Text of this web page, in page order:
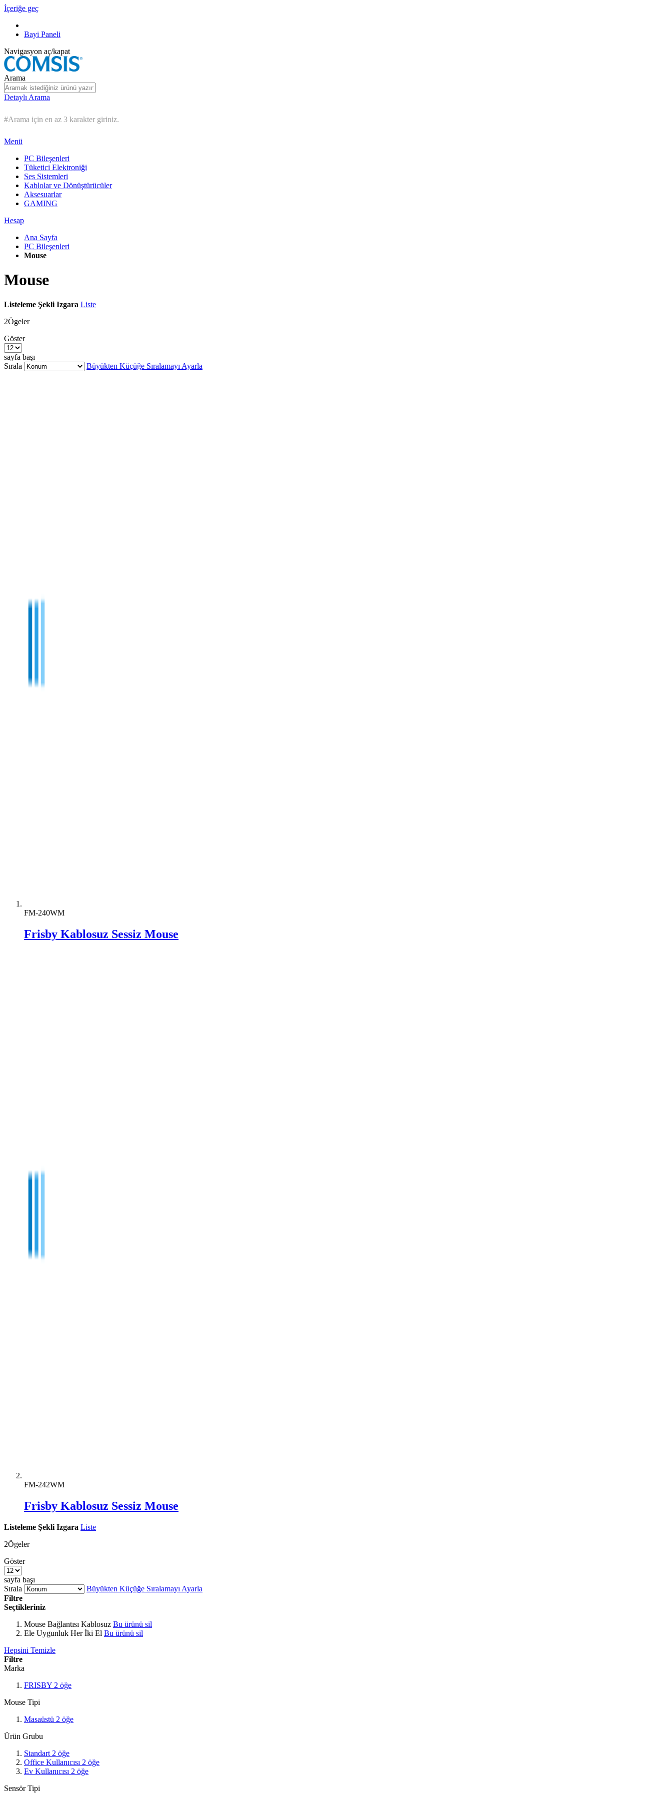
İçeriğe geç
Bayi Paneli
Navigasyon aç/kapat
Arama
Detaylı Arama
#Arama için en az 3 karakter giriniz.
Menü
PC Bileşenleri
Tüketici Elektroniği
Ses Sistemleri
Kablolar ve Dönüştürücüler
Aksesuarlar
GAMING
Hesap
Ana Sayfa
PC Bileşenleri
Mouse
Mouse
Listeleme Şekli Izgara Liste
2Ögeler
Göster
sayfa başı
Sırala
Büyükten Küçüğe Sıralamayı Ayarla
FM-240WM
Frisby Kablosuz Sessiz Mouse
FM-242WM
Frisby Kablosuz Sessiz Mouse
Listeleme Şekli Izgara Liste
2Ögeler
Göster
sayfa başı
Sırala
Büyükten Küçüğe Sıralamayı Ayarla
Filtre
Seçtikleriniz
Mouse Bağlantısı Kablosuz Bu ürünü sil
Ele Uygunluk Her İki El Bu ürünü sil
Hepsini Temizle
Filtre
Marka
FRISBY 2 öğe
Mouse Tipi
Masaüstü 2 öğe
Ürün Grubu
Standart 2 öğe
Office Kullanıcısı 2 öğe
Ev Kullanıcısı 2 öğe
Sensör Tipi